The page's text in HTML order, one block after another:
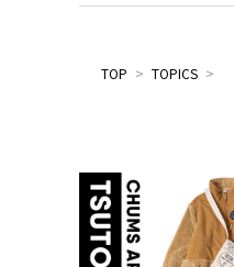
TOP > TOPICS >